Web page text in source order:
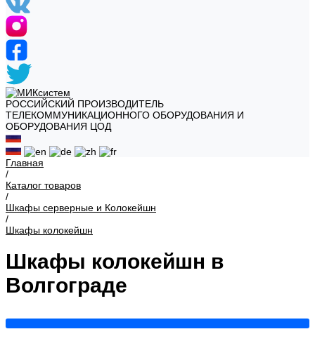
РОССИЙСКИЙ ПРОИЗВОДИТЕЛЬ
ТЕЛЕКОММУНИКАЦИОННОГО ОБОРУДОВАНИЯ И
ОБОРУДОВАНИЯ ЦОД
Главная
/
Каталог товаров
/
Шкафы серверные и Колокейшн
/
Шкафы колокейшн
Шкафы колокейшн в
Волгограде